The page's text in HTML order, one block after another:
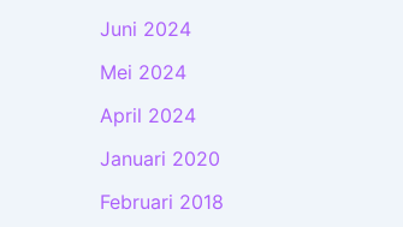
Juni 2024
Mei 2024
April 2024
Januari 2020
Februari 2018